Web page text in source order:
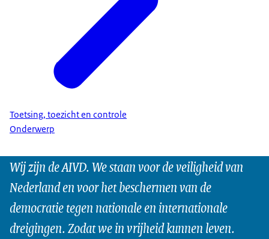
Toetsing, toezicht en controle
Onderwerp
Wij zijn de AIVD. We staan voor de veiligheid van
Nederland en voor het beschermen van de
democratie tegen nationale en internationale
dreigingen. Zodat we in vrijheid kunnen leven.